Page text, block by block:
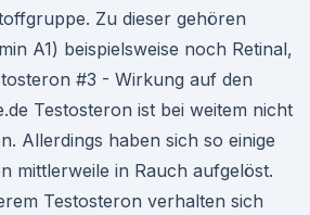
Zu dieser gehören
A1) beispielsweise noch Retinal,
#3 - Wirkung auf den
Testosteron ist bei weitem nicht
Allerdings haben sich so einige
mittlerweile in Rauch aufgelöst.
Testosteron verhalten sich